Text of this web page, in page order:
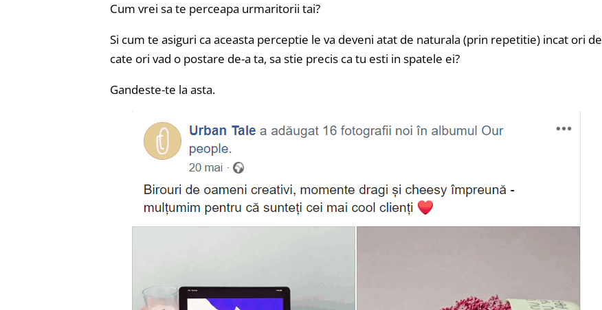
Cum vrei sa te perceapa urmaritorii tai?
Si cum te asiguri ca aceasta perceptie le va deveni atat de naturala (prin repetitie) incat ori de
cate ori vad o postare de-a ta, sa stie precis ca tu esti in spatele ei?
Gandeste-te la asta.